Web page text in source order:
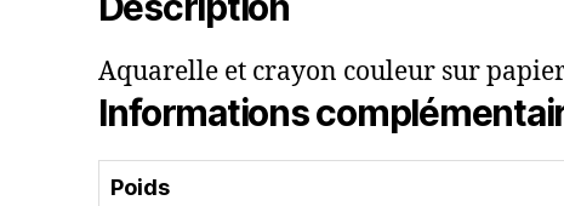
Aquarelle et crayon couleur sur
Informations
Poids